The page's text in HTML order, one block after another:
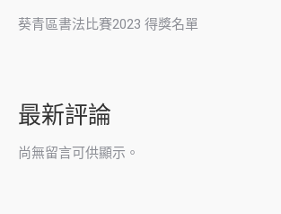
葵青區書法比賽2023 得獎名單
最新評論
尚無留言可供顯示。